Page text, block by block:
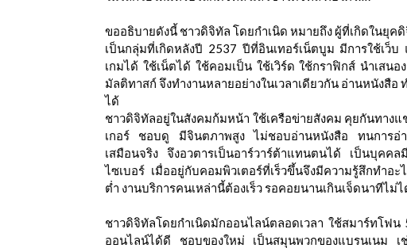
ขออธิบายดังนี้ ชาวดิจิทัล โดยกำเนิด หมายถึง ผู้ที่เกิดในยุ
เป็นกลุ่มที่เกิดหลังปี 2537 ปีที่อินเทอร์เน็ตบูม มีการใช้เว็บ
เกมได้ ใช้เน็ตได้ ใช้คอมเป็น ใช้เวิร์ด ใช้กราฟิกส์ นำเสน
มัลติทาสก์ จึงทำงานหลายอย่างในเวลาเดียวกัน อ่านหนังสือ
ได้
ชาวดิจิทัลอยู่ในสังคมก้มหน้า ใช้เครือข่ายสังคม คุยกันทาง
เกอร์ ชอบดู มีจินตภาพสูง ไม่ชอบอ่านหนังสือ ทนการอ่า
เสมือนจริง จึงอวตารเป็นอาร์วาร์ต้าแทนตนได้ เป็นบุคค
ไซเบอร์ เมื่ออยู่กับคอมพิวเตอร์ที่เร็วขึ้นจึงมีความรู้สึกทำอ
ต่ำ งานบริการคนเหล่านี้ต้องเร็ว รอคอยนานเกินเจ็ดนาทีไม่
ชาวดิจิทัลโดยกำเนิดมักออนไลน์ตลอดเวลา ใช้สมาร์ทโฟน
ออนไลน์ได้ดี ชอบของใหม่ เป็นสมุนพวกของแบรนเนม